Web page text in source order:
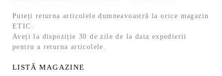
Puteți returna articolele dumneavoastră la orice magazin
ETIC.
Aveți la dispoziție 30 de zile de la data expedierii
pentru a returna articolele.
LISTĂ MAGAZINE